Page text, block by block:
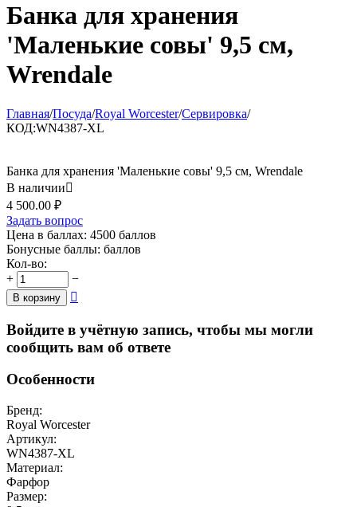
Банка для хранения
'Маленькие совы' 9,5 см,
Wrendale
Главная/Посуда/Royal Worcester/Сервировка/
КОД:WN4387-XL
Банка для хранения 'Маленькие совы' 9,5 см, Wrendale
В наличии
4 500.00 ₽
Задать вопрос
Цена в баллах: 4500 баллов
Бонусные баллы: баллов
Кол-во:
+
−
В корзину 
Войдите в учётную запись, чтобы мы могли
сообщить вам об ответе
Особенности
Бренд:
Royal Worcester
Артикул:
WN4387-XL
Материал:
Фарфор
Размер: